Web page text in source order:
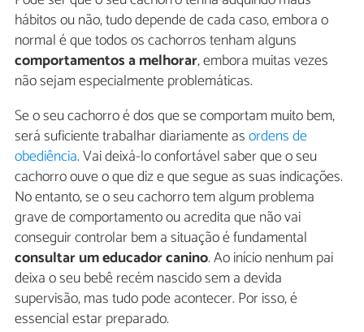
hábitos ou não, tudo depende de cada caso, embora o
normal é que todos os cachorros tenham alguns
comportamentos a melhorar, embora muitas vezes
não sejam especialmente problemáticas.
Se o seu cachorro é dos que se comportam muito bem,
será suficiente trabalhar diariamente asordens de
obediência. Vai deixá-lo confortável saber que o seu
cachorro ouve o que diz e que segue as suas indicações.
No entanto, se o seu cachorro tem algum problema
grave de comportamento ou acredita que não vai
conseguir controlar bem a situação é fundamental
consultar um educador canino. Ao início nenhum pai
deixa o seu bebê recém nascido sem a devida
supervisão, mas tudo pode acontecer. Por isso, é
essencial estar preparado.